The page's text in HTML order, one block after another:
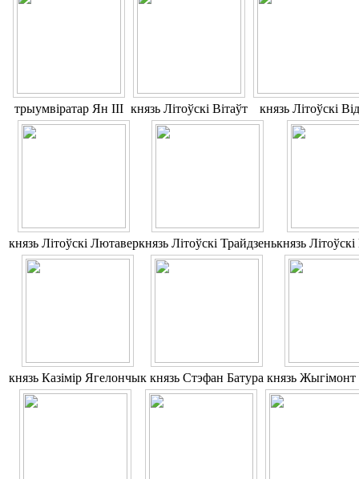
трыумвіратар Ян ІІІ князь Літоўскі Вітаўт князь Літоўскі Від
князь Літоўскі Лютаверкнязь Літоўскі Трайдзенькнязь
князь Казімір Ягелончык князь Стэфан Батура князь Жыгімонт